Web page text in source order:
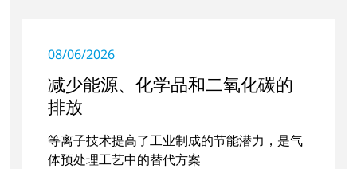
08/06/2026
减少能源、化学品和二氧化碳的
排放
等离子技术提高了工业制成的节能潜力，是气
体预处理工艺中的替代方案